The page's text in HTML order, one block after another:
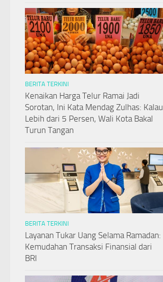
BERITA TERKINI
Kenaikan Harga Telur Ramai Jadi
Sorotan, Ini Kata Mendag Zulhas: Kalau
Lebih dari 5 Persen, Wali Kota Bakal
Turun Tangan
BERITA TERKINI
Layanan Tukar Uang Selama Ramadan:
Kemudahan Transaksi Finansial dari
BRI